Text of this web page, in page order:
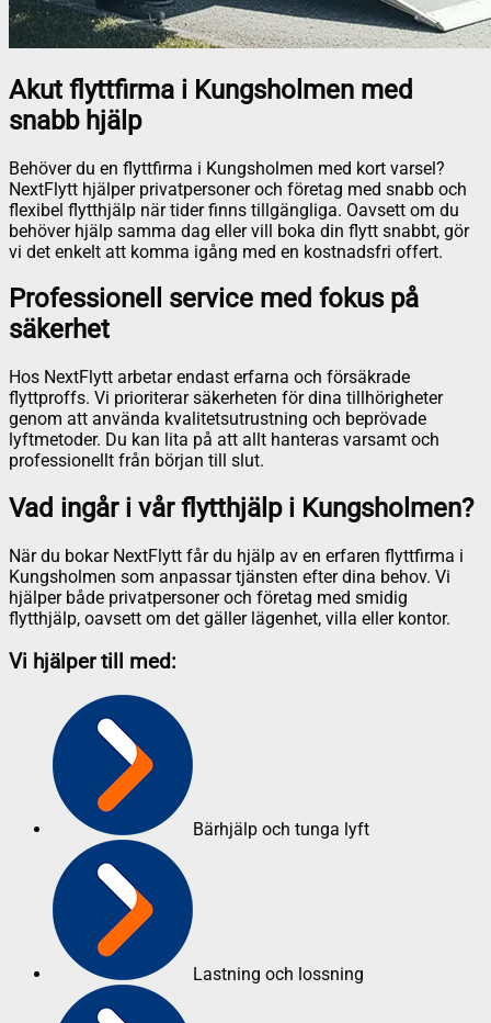
Akut flyttfirma i Kungsholmen med
snabb hjälp
Behöver du en flyttfirma i Kungsholmen med kort varsel?
NextFlytt hjälper privatpersoner och företag med snabb och
flexibel flytthjälp när tider finns tillgängliga. Oavsett om du
behöver hjälp samma dag eller vill boka din flytt snabbt, gör
vi det enkelt att komma igång med en kostnadsfri offert.
Professionell service med fokus på
säkerhet
Hos NextFlytt arbetar endast erfarna och försäkrade
flyttproffs. Vi prioriterar säkerheten för dina tillhörigheter
genom att använda kvalitetsutrustning och beprövade
lyftmetoder. Du kan lita på att allt hanteras varsamt och
professionellt från början till slut.
Vad ingår i vår flytthjälp i Kungsholmen?
När du bokar NextFlytt får du hjälp av en erfaren flyttfirma i
Kungsholmen som anpassar tjänsten efter dina behov. Vi
hjälper både privatpersoner och företag med smidig
flytthjälp, oavsett om det gäller lägenhet, villa eller kontor.
Vi hjälper till med:
Bärhjälp och tunga lyft
Lastning och lossning